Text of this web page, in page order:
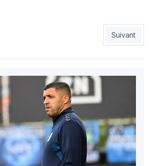
: Ghoulam figure dans léquipe type
Article
Suivant